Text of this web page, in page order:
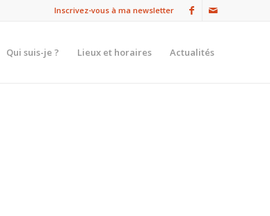
Inscrivez-vous à ma newsletter
Qui suis-je ? Lieux et horaires Actualités